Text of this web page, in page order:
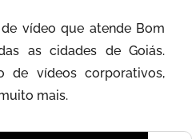
vídeo que atende Bom
as cidades de Goiás.
de vídeos corporativos,
mais.